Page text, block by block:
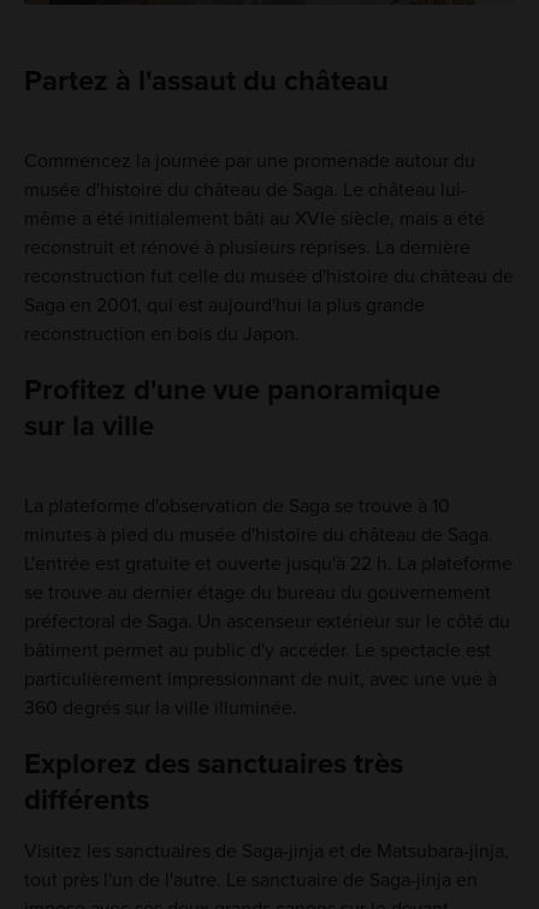
Partez à l'assaut du château
Commencez la journée par une promenade autour du
musée d'histoire du château de Saga. Le château lui-
même a été initialement bâti au XVIe siècle, mais a été
reconstruit et rénové à plusieurs reprises. La dernière
reconstruction fut celle du musée d'histoire du château de
Saga en 2001, qui est aujourd'hui la plus grande
reconstruction en bois du Japon.
Profitez d'une vue panoramique
sur la ville
La plateforme d'observation de Saga se trouve à 10
minutes à pied du musée d'histoire du château de Saga.
L'entrée est gratuite et ouverte jusqu'à 22 h. La plateforme
se trouve au dernier étage du bureau du gouvernement
préfectoral de Saga. Un ascenseur extérieur sur le côté du
bâtiment permet au public d'y accéder. Le spectacle est
particulièrement impressionnant de nuit, avec une vue à
360 degrés sur la ville illuminée.
Explorez des sanctuaires très
différents
Visitez les sanctuaires de Saga-jinja et de Matsubara-jinja,
tout près l'un de l'autre. Le sanctuaire de Saga-jinja en